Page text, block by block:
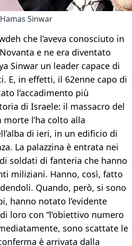
Sinwar
che l’aveva conosciuto in
e ne era diventato
Sinwar un leader capace di
E, in effetti, il 62enne capo di
l’accadimento più
di Israele: il massacro del
l’ha colto alla
di ieri, in un edificio di
La palazzina è entrata nei
soldati di fanteria che hanno
miliziani. Hanno, così, fatto
Quando, però, si sono
hanno notato l’evidente
loro con “l’obiettivo numero
sono scattate le
è arrivata dalla